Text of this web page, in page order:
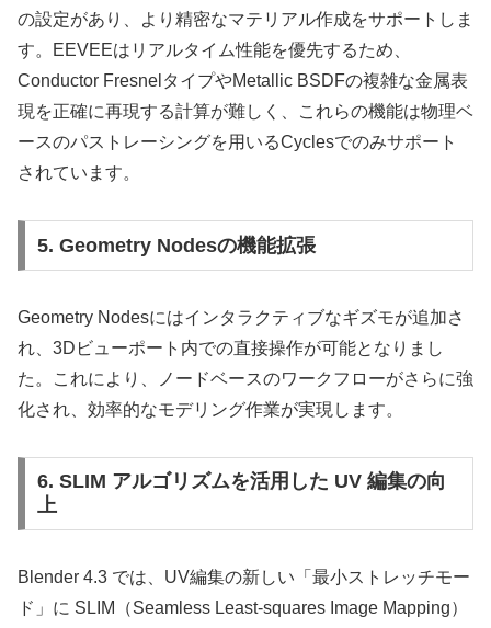
の設定があり、より精密なマテリアル作成をサポートしま
す。EEVEEはリアルタイム性能を優先するため、
Conductor FresnelタイプやMetallic BSDFの複雑な金属表
現を正確に再現する計算が難しく、これらの機能は物理ベ
ースのパストレーシングを用いるCyclesでのみサポート
されています。
5. Geometry Nodesの機能拡張
Geometry Nodesにはインタラクティブなギズモが追加さ
れ、3Dビューポート内での直接操作が可能となりまし
た。これにより、ノードベースのワークフローがさらに強
化され、効率的なモデリング作業が実現します。
6. SLIM アルゴリズムを活用した UV 編集の向
上
Blender 4.3 では、UV編集の新しい「最小ストレッチモー
ド」に SLIM（Seamless Least-squares Image Mapping）